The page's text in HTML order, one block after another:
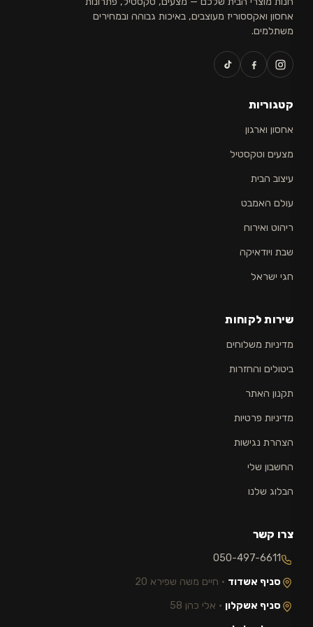
אחסון ואקססוריז מעוצבים, באיכות גבוהה ובמחירים
משתלמים.
קטגוריות
אחסון וארגון
מצעים וטקסטיל
עיצוב הבית
עולם האמבט
ריהוט ואירוח
שבת ויודאיקה
חגי ישראל
שירות לקוחות
מדיניות משלוחים
ביטולים והחזרות
תקנון האתר
מדיניות פרטיות
הצהרת נגישות
החשבון שלי
הבלוג שלנו
צרו קשר
050-497-6611
סניף אשדוד · חיים משה שפירא 20
סניף אשקלון · אלי כהן 58